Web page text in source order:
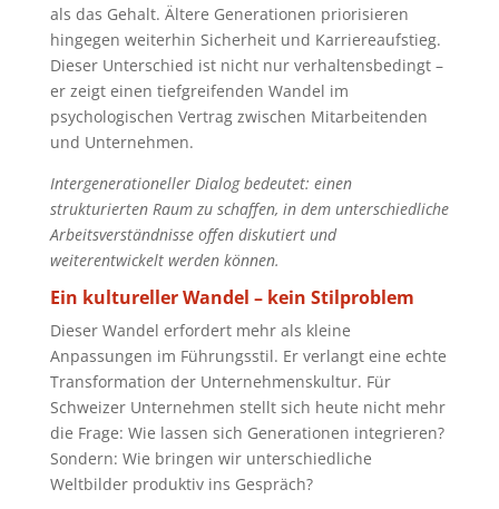
als das Gehalt. Ältere Generationen priorisieren
hingegen weiterhin Sicherheit und Karriereaufstieg.
Dieser Unterschied ist nicht nur verhaltensbedingt –
er zeigt einen tiefgreifenden Wandel im
psychologischen Vertrag zwischen Mitarbeitenden
und Unternehmen.
Intergenerationeller Dialog bedeutet: einen
strukturierten Raum zu schaffen, in dem unterschiedliche
Arbeitsverständnisse offen diskutiert und
weiterentwickelt werden können.
Ein kultureller Wandel – kein Stilproblem
Dieser Wandel erfordert mehr als kleine
Anpassungen im Führungsstil. Er verlangt eine echte
Transformation der Unternehmenskultur. Für
Schweizer Unternehmen stellt sich heute nicht mehr
die Frage: Wie lassen sich Generationen integrieren?
Sondern: Wie bringen wir unterschiedliche
Weltbilder produktiv ins Gespräch?